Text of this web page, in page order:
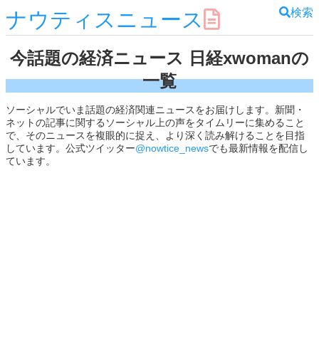
ナウティスニュース 検索
今話題の経済ニュース 日経xwomanの
一覧
ソーシャルでいま話題の経済関連ニュースをお届けします。新聞・
ネットの記事に関するソーシャル上の声をタイムリーに集めること
で、そのニュースを複眼的に捉え、より深く読み解けることを目指
しています。公式ツイッター@nowtice_newsでも最新情報を配信し
ています。